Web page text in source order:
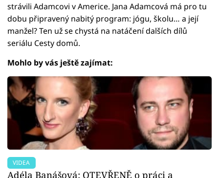
strávili Adamcovi v Americe. Jana Adamcová má pro tu
dobu připravený nabitý program: jógu, školu… a její
manžel? Ten už se chystá na natáčení dalších dílů
seriálu Cesty domů.
Mohlo by vás ještě zajímat:
VIDEA
Adéla Banášová: OTEVŘENĚ o práci a